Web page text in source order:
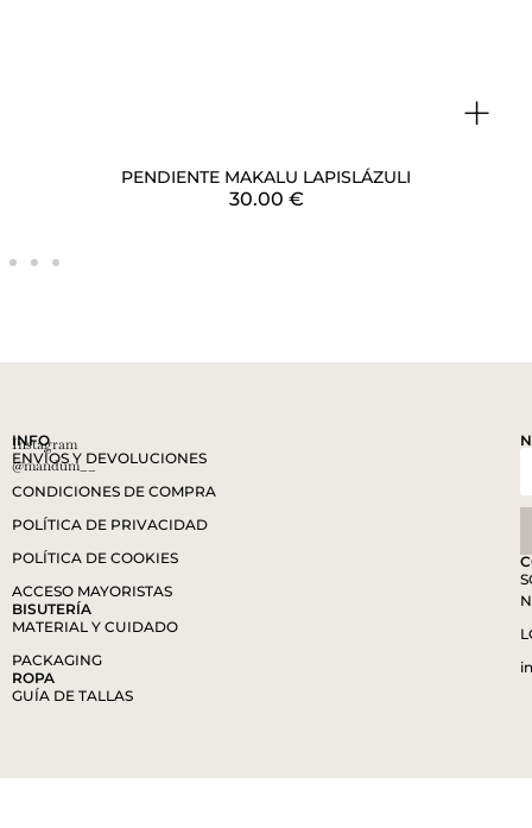
+
PENDIENTE MAKALU LAPISLÁZULI
30.00 €
Instagram
@mandum__
INFO
ENVÍOS Y DEVOLUCIONES
CONDICIONES DE COMPRA
POLÍTICA DE PRIVACIDAD
POLÍTICA DE COOKIES
ACCESO MAYORISTAS
BISUTERÍA
MATERIAL Y CUIDADO
PACKAGING
ROPA
GUÍA DE TALLAS